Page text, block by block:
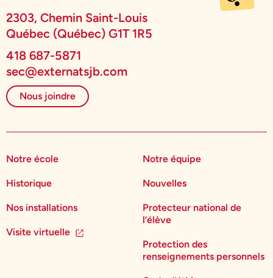
2303, Chemin Saint-Louis
Québec (Québec) G1T 1R5
418 687-5871
sec@externatsjb.com
Nous joindre
Notre école
Historique
Nos installations
Visite virtuelle
Notre équipe
Nouvelles
Protecteur national de
l’élève
Protection des
renseignements personnels